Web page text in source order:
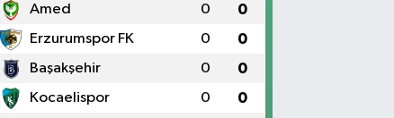
Amed 0 0
Erzurumspor FK 0 0
Başakşehir 0 0
Kocaelispor 0 0